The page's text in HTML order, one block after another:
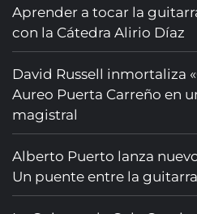
Aprender a tocar la
con la Cátedra Alirio Díaz
David Russell inmortaliza
Aureo Puerta Carreño en
magistral
Alberto Puerto lanza
Un puente entre la